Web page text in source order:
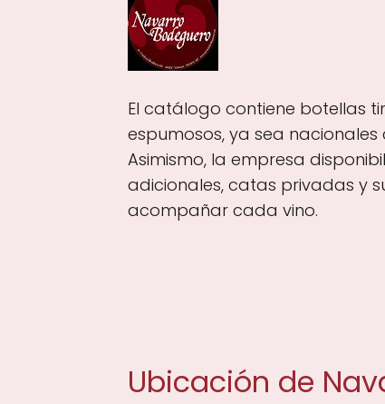
El catálogo contiene botellas
espumosos, ya sea
Asimismo, la empresa
adicionales, catas privadas y
acompañar cada vino.
Ubicación de